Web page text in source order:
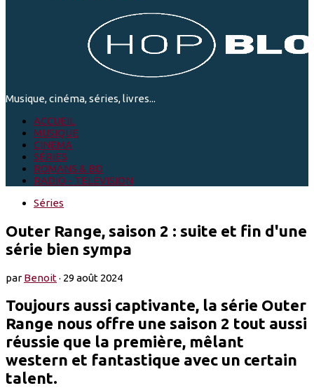
Musique, cinéma, séries, livres...
ACCUEIL
MUSIQUE
CINEMA
SÉRIES
ROMANS & BD
RADIO - TELEVISION
Séries
Outer Range, saison 2 : suite et fin d'une
série bien sympa
parBenoit· 29 août 2024
Toujours aussi captivante, la série Outer
Range nous offre une saison 2 tout aussi
réussie que la première, mêlant
western et fantastique avec un certain
talent.